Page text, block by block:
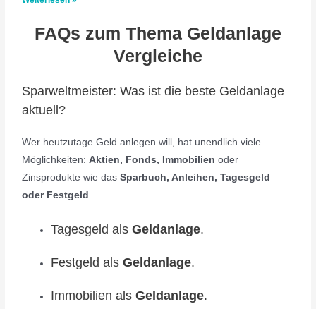
FAQs zum Thema Geldanlage
Vergleiche
Sparweltmeister: Was ist die beste Geldanlage
aktuell?
Wer heutzutage Geld anlegen will, hat unendlich viele
Möglichkeiten:Aktien, Fonds, Immobilien oder
Zinsprodukte wie dasSparbuch, Anleihen, Tagesgeld
oder Festgeld .
Tagesgeld alsGeldanlage.
Festgeld alsGeldanlage.
Immobilien alsGeldanlage.